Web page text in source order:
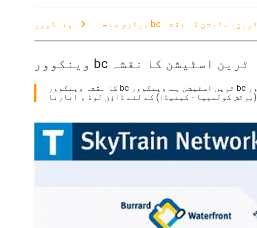
مرکزی صفحہ وینکوور bc ٹرین اسٹیشن کا نقشہ
وینکوور bc ٹرین اسٹیشن کا نقشہ
کا نقشہ وینکوور bc ٹرین اسٹیشن ہے. وینکوور bc ٹرین اسٹیشن کا نقشہ (برٹش کولمبیا - کینیڈا) پرنٹ کرنے کے لئے. وینکوور bc ٹرین اسٹیشن کا